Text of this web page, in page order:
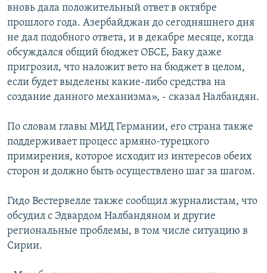
вновь дала положительный ответ в октябре
прошлого года. Азербайджан до сегодняшнего дня
не дал подобного ответа, и в декабре месяце, когда
обсуждался общий бюджет ОБСЕ, Баку даже
пригрозил, что наложит вето на бюджет в целом,
если будет выделены какие-либо средства на
создание данного механизма», - сказал Налбандян.
По словам главы МИД Германии, его страна также
поддерживает процесс армяно-турецкого
примирения, которое исходит из интересов обеих
сторон и должно быть осуществлено шаг за шагом.
Гидо Вестервелле также сообщил журналистам, что
обсудил с Эдвардом Налбандяном и другие
региональные проблемы, в том числе ситуацию в
Сирии.